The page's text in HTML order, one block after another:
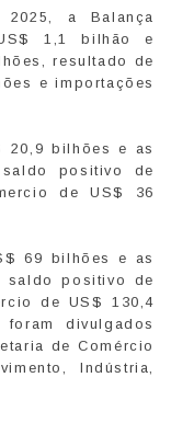
a Balança
1,1 bilhão e
resultado de
e importações
20,9 bilhões e as
positivo de
de US$ 36
69 bilhões e as
saldo positivo de
de US$ 130,4
divulgados
de Comércio
Indústria,